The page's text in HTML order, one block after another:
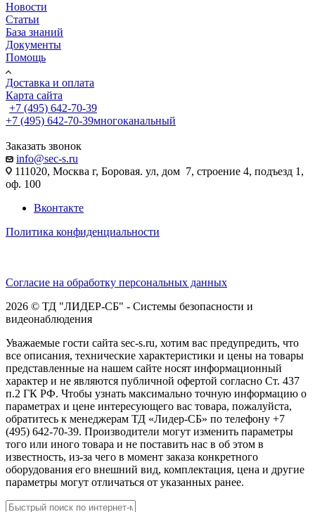
Новости
Статьи
База знаний
Документы
Помощь
Доставка и оплата
Карта сайта
+7 (495) 642-70-39
+7 (495) 642-70-39многоканальный
Заказать звонок
info@sec-s.ru
111020, Москва г, Боровая. ул, дом 7, строение 4, подъезд 1,
оф. 100
Вконтакте
Политика конфиденциальности
Согласие на обработку персональных данных
2026 © ТД "ЛИДЕР-СБ" - Системы безопасности и
видеонаблюдения
Уважаемые гости сайта sec-s.ru, хотим вас предупредить, что
все описания, технические характеристики и цены на товары
представленные на нашем сайте носят информационный
характер и не являются публичной офертой согласно Ст. 437
п.2 ГК РФ. Чтобы узнать максимально точную информацию о
параметрах и цене интересующего вас товара, пожалуйста,
обратитесь к менеджерам ТД «Лидер-СБ» по телефону +7
(495) 642-70-39. Производители могут изменить параметры
того или иного товара и не поставить нас в об этом в
известность, из-за чего в момент заказа конкретного
оборудования его внешний вид, комплектация, цена и другие
параметры могут отличаться от указанных ранее.